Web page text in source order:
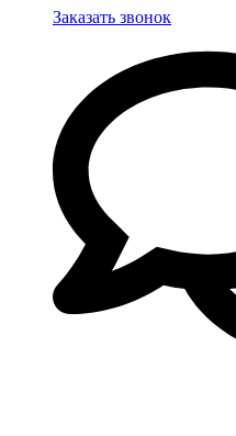
Заказать звонок